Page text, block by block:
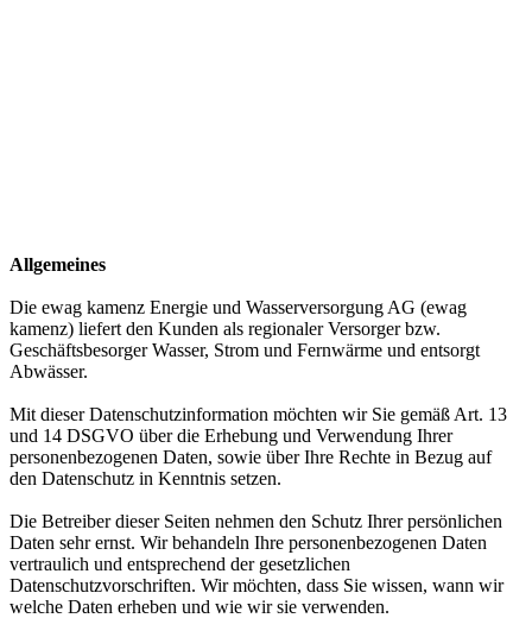
Allgemeines
Die ewag kamenz Energie und Wasserversorgung AG (ewag
kamenz) liefert den Kunden als regionaler Versorger bzw.
Geschäftsbesorger Wasser, Strom und Fernwärme und entsorgt
Abwässer.
Mit dieser Datenschutzinformation möchten wir Sie gemäß Art. 13
und 14 DSGVO über die Erhebung und Verwendung Ihrer
personenbezogenen Daten, sowie über Ihre Rechte in Bezug auf
den Datenschutz in Kenntnis setzen.
Die Betreiber dieser Seiten nehmen den Schutz Ihrer persönlichen
Daten sehr ernst. Wir behandeln Ihre personenbezogenen Daten
vertraulich und entsprechend der gesetzlichen
Datenschutzvorschriften. Wir möchten, dass Sie wissen, wann wir
welche Daten erheben und wie wir sie verwenden.